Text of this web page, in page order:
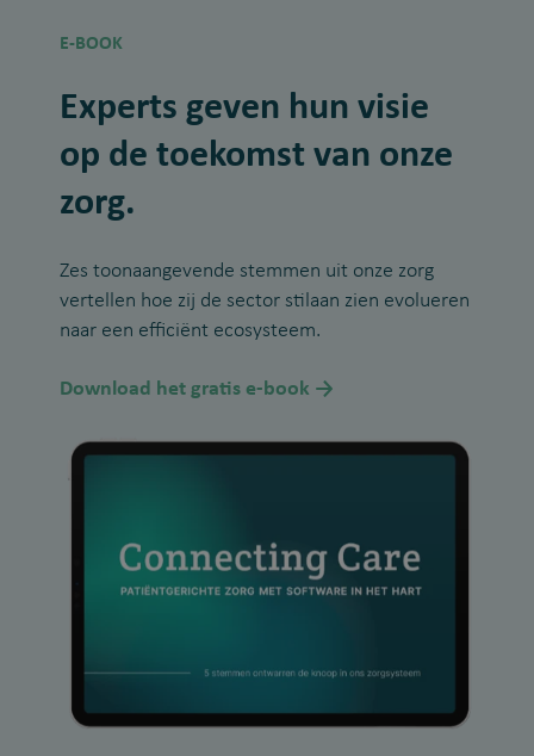
E-BOOK
Experts geven hun visie
op de toekomst van onze
zorg.
Zes toonaangevende stemmen uit onze zorg
vertellen hoe zij de sector stilaan zien evolueren
naar een efficiënt ecosysteem.
Download het gratis e-book →